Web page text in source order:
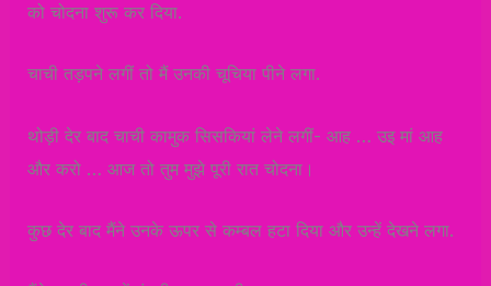
को चोदना शुरू कर दिया.
चाची तड़पने लगीं तो मैं उनकी चूचिया पीने लगा.
थोड़ी देर बाद चाची कामुक सिसकियां लेने लगीं- आह … उइ मां आह
और करो … आज तो तुम मुझे पूरी रात चोदना।
कुछ देर बाद मैंने उनके ऊपर से कम्बल हटा दिया और उन्हें देखने लगा.